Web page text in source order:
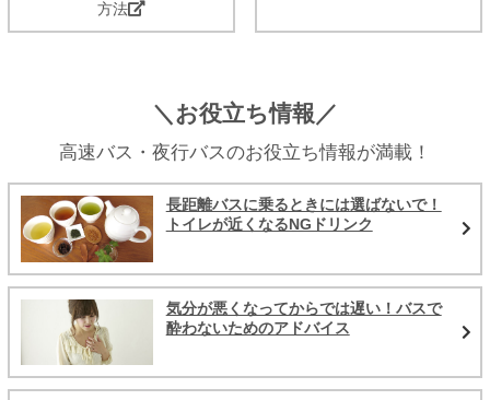
方法
＼お役立ち情報／
高速バス・夜行バスのお役立ち情報が満載！
長距離バスに乗るときには選ばないで！
トイレが近くなるNGドリンク
気分が悪くなってからでは遅い！バスで
酔わないためのアドバイス